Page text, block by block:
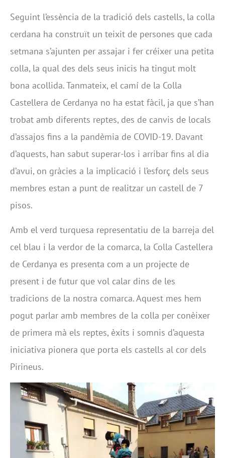
Seguint l’essència de la tradició dels castells, la colla
cerdana ha construït un teixit de persones que cada
setmana s’ajunten per assajar i fer créixer una petita
colla, la qual des dels seus inicis ha tingut molt
bona acollida. Tanmateix, el camí de la Colla
Castellera de Cerdanya no ha estat fàcil, ja que s’han
trobat amb diferents reptes, des de canvis de locals
d’assajos fins a la pandèmia de COVID-19. Davant
d’aquests, han sabut superar-los i arribar fins al dia
d’avui, on gràcies a la implicació i l’esforç dels seus
membres estan a punt de realitzar un castell de 7
pisos.
Amb el verd turquesa representatiu de la barreja del
cel blau i la verdor de la comarca, la Colla Castellera
de Cerdanya es presenta com a un projecte de
present i de futur que vol calar dins de les
tradicions de la nostra comarca. Aquest mes hem
pogut parlar amb membres de la colla per conèixer
de primera mà els reptes, èxits i somnis d’aquesta
iniciativa pionera que porta els castells al cor dels
Pirineus.